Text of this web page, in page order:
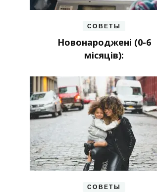
СОВЕТЫ
Новонароджені (0-6
місяців):
СОВЕТЫ